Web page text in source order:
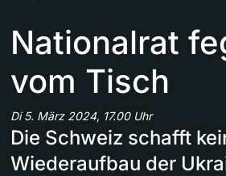
Nationalrat
vom Tisch
Di 5. März 2024, 17.00 Uhr
Die Schweiz schafft
Wiederaufbau der